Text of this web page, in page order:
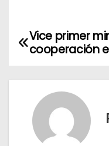
NVice primer
cooperación